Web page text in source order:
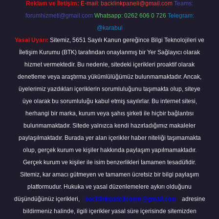
Reklam ve İletişim: E-mail: backlinkpaneli@gmail.com Teams:
forumhizmeti@gmail.com Whatsapp: 0262 606 0 726 Telegram:
@karabul
Yasal Uyarı: Sitemiz, 5651 Sayılı Kanun gereğince Bilgi Teknolojileri ve
İletişim Kurumu (BTK) tarafından onaylanmış bir Yer Sağlayıcı olarak
hizmet vermektedir. Bu nedenle, sitedeki içerikleri proaktif olarak
denetleme veya araştırma yükümlülüğümüz bulunmamaktadır. Ancak,
üyelerimiz yazdıkları içeriklerin sorumluluğunu taşımakta olup, siteye
üye olarak bu sorumluluğu kabul etmiş sayılırlar. Bu internet sitesi,
herhangi bir marka, kurum veya şahıs şirketi ile hiçbir bağlantısı
bulunmamaktadır. Sitede yalnızca kendi hazırladığımız makaleler
paylaşılmaktadır. Burada yer alan içerikler haber niteliği taşımamakta
olup, gerçek kurum ve kişiler hakkında paylaşım yapılmamaktadır.
Gerçek kurum ve kişiler ile isim benzerlikleri tamamen tesadüfidir.
Sitemiz, kar amacı gütmeyen ve tamamen ücretsiz bir bilgi paylaşım
platformudur. Hukuka ve yasal düzenlemelere aykırı olduğunu
düşündüğünüz içerikleri,
backlinkpanelicomtr@gmail.com
adresine
bildirmeniz halinde, ilgili içerikler yasal süre içerisinde sitemizden